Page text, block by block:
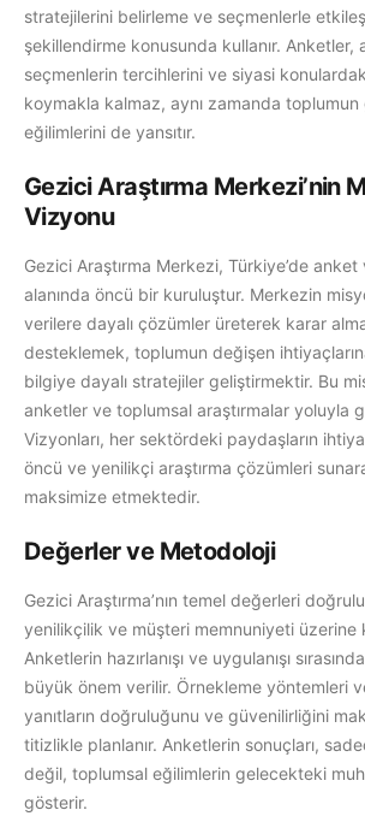
stratejilerini belirleme ve seçmenlerle
şekillendirme konusunda kullanır. Anketler,
seçmenlerin tercihlerini ve siyasi
koymakla kalmaz, aynı zamanda
eğilimlerini de yansıtır.
Gezici Araştırma Merkezi’nin
Vizyonu
Gezici Araştırma Merkezi, Türkiye’de anket
alanında öncü bir kuruluştur. Merkezin
verilere dayalı çözümler üreterek karar
desteklemek, toplumun değişen
bilgiye dayalı stratejiler geliştirmektir. Bu
anketler ve toplumsal araştırmalar yoluyla
Vizyonları, her sektördeki paydaşların
öncü ve yenilikçi araştırma çözümleri
maksimize etmektedir.
Değerler ve Metodoloji
Gezici Araştırma’nın temel değerleri
yenilikçilik ve müşteri memnuniyeti üzerine
Anketlerin hazırlanışı ve uygulanışı
büyük önem verilir. Örnekleme yöntemleri
yanıtların doğruluğunu ve güvenilirliğini
titizlikle planlanır. Anketlerin sonuçları,
değil, toplumsal eğilimlerin gelecekteki
gösterir.